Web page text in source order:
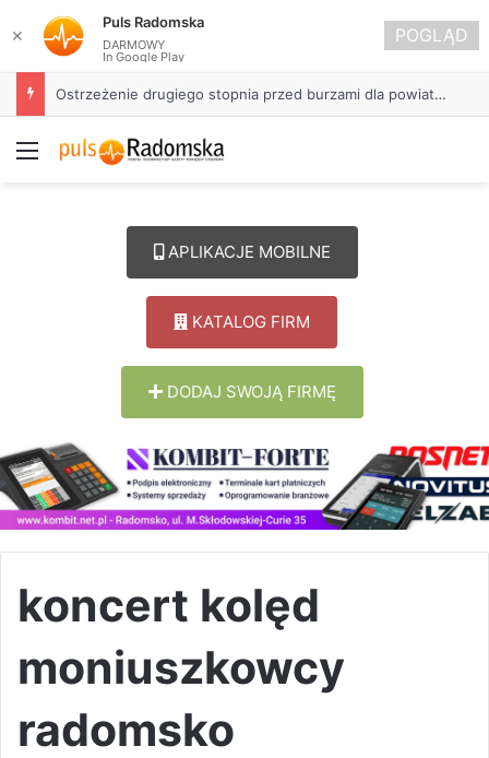
Ostrzeżenie drugiego stopnia przed burzami dla powiatu radomszczańskiego
Menu
APLIKACJE MOBILNE
KATALOG FIRM
DODAJ SWOJĄ FIRMĘ
koncert kolęd
moniuszkowcy
radomsko
✕
Puls Radomska
DARMOWY
In Google Play
POGLĄD